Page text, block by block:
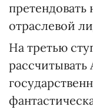
претендовать
отраслевой
На третью